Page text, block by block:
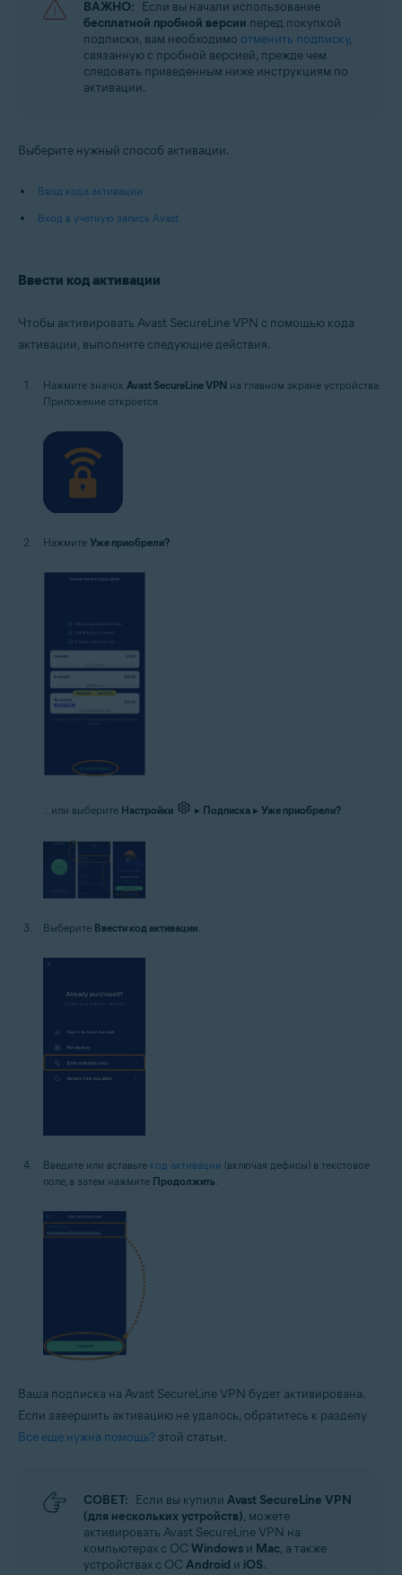
ВАЖНО: Если вы начали использование
бесплатной пробной версии перед покупкой
подписки, вам необходимо отменить подписку,
связанную с пробной версией, прежде чем
следовать приведенным ниже инструкциям по
активации.
Выберите нужный способ активации.
Ввод кода активации
Вход в учетную запись Avast
Ввести код активации
Чтобы активировать Avast SecureLine VPN с помощью кода
активации, выполните следующие действия.
Нажмите значок Avast SecureLine VPN на главном экране устройства.
Приложение откроется.
Нажмите Уже приобрели?
...или выберите Настройки ▸ Подписка ▸ Уже приобрели?.
Выберите Ввести код активации.
Введите или вставьте код активации (включая дефисы) в текстовое
поле, а затем нажмите Продолжить
Ваша подписка на Avast SecureLine VPN будет активирована.
Если завершить активацию не удалось, обратитесь к разделу
Все еще нужна помощь? этой статьи.
СОВЕТ: Если вы купили Avast SecureLine VPN
(для нескольких устройств), можете
активировать Avast SecureLine VPN на
компьютерах с ОС Windows и Mac, а также
устройствах с ОС Android и iOS.